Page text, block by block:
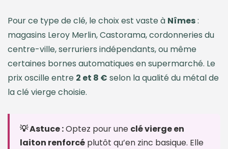
Pour ce type de clé, le choix est vaste à Nîmes:
magasins Leroy Merlin, Castorama, cordonneries du
centre-ville, serruriers indépendants, ou même
certaines bornes automatiques en supermarché. Le
prix oscille entre 2 et 8 € selon la qualité du métal de
la clé vierge choisie.
💡 Astuce :Optez pour une clé vierge en
laiton renforcé plutôt qu’en zinc basique. Elle